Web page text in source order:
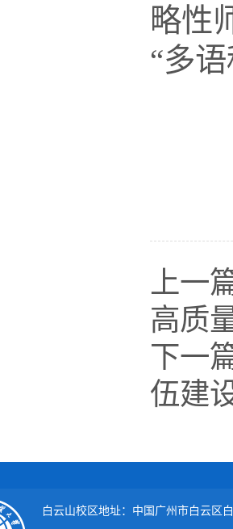
略性
“多
上一
高质
下一
伍建
白云山校区地址：中国广州市白云区